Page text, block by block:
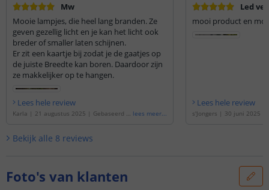
Mw
Mooie lampjes, die heel lang branden. Ze
geven gezellig licht en je kan het licht ook
breder of smaller laten schijnen.
Er zit een kaartje bij zodat je de gaatjes op
de juiste Breedte kan boren. Daardoor zijn
ze makkelijker op te hangen.
Lees hele review
Karla | 21 augustus 2025 | Gebaseerd o
lees meer...
Led
mooi product en
Lees hele review
s'Jongers | 30 juni 2025
Bekijk alle 8 reviews
Foto's van klanten